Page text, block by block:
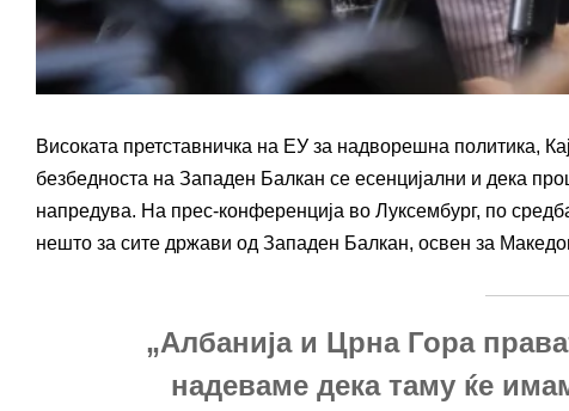
Високата претставничка на ЕУ за надворешна политика,
безбедноста на Западен Балкан се есенцијални и дека
напредува. На прес-конференција во Луксембург, по
нешто за сите држави од Западен Балкан, освен за
„Албанија и Црна Гора
надеваме дека таму ќе